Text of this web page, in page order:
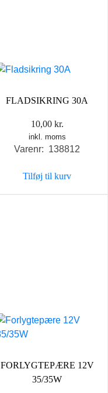
FLADSIKRING 30A
10,00 kr.
inkl. moms
Varenr: 138812
Tilføj til kurv
FORLYGTEPÆRE 12V
35/35W